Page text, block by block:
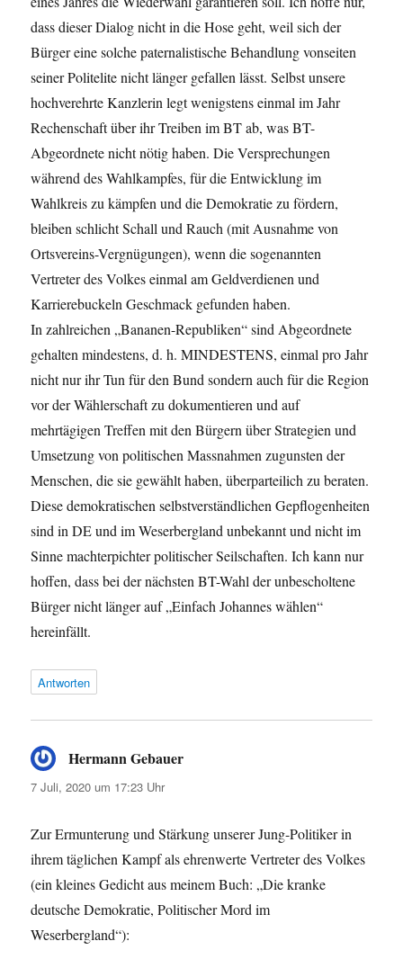
dass dieser Dialog nicht in die Hose geht, weil sich der
Bürger eine solche paternalistische Behandlung vonseiten
seiner Politelite nicht länger gefallen lässt. Selbst unsere
hochverehrte Kanzlerin legt wenigstens einmal im Jahr
Rechenschaft über ihr Treiben im BT ab, was BT-
Abgeordnete nicht nötig haben. Die Versprechungen
während des Wahlkampfes, für die Entwicklung im
Wahlkreis zu kämpfen und die Demokratie zu fördern,
bleiben schlicht Schall und Rauch (mit Ausnahme von
Ortsvereins-Vergnügungen), wenn die sogenannten
Vertreter des Volkes einmal am Geldverdienen und
Karrierebuckeln Geschmack gefunden haben.
In zahlreichen „Bananen-Republiken“ sind Abgeordnete
gehalten mindestens, d. h. MINDESTENS, einmal pro Jahr
nicht nur ihr Tun für den Bund sondern auch für die Region
vor der Wählerschaft zu dokumentieren und auf
mehrtägigen Treffen mit den Bürgern über Strategien und
Umsetzung von politischen Massnahmen zugunsten der
Menschen, die sie gewählt haben, überparteilich zu beraten.
Diese demokratischen selbstverständlichen Gepflogenheiten
sind in DE und im Weserbergland unbekannt und nicht im
Sinne machterpichter politischer Seilschaften. Ich kann nur
hoffen, dass bei der nächsten BT-Wahl der unbescholtene
Bürger nicht länger auf „Einfach Johannes wählen“
hereinfällt.
Antworten
Hermann Gebauer
7 Juli, 2020 um 17:23 Uhr
Zur Ermunterung und Stärkung unserer Jung-Politiker in
ihrem täglichen Kampf als ehrenwerte Vertreter des Volkes
(ein kleines Gedicht aus meinem Buch: „Die kranke
deutsche Demokratie, Politischer Mord im
Weserbergland“):